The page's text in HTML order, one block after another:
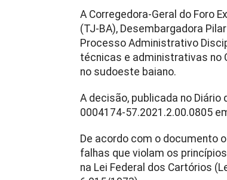
A Corregedora-Geral do Foro
(TJ-BA), Desembargadora
Processo Administrativo
técnicas e administrativas no
no sudoeste baiano.
A decisão, publicada no
0004174-57.2021.2.00.0805
De acordo com o documento
falhas que violam os
na Lei Federal dos Cartórios